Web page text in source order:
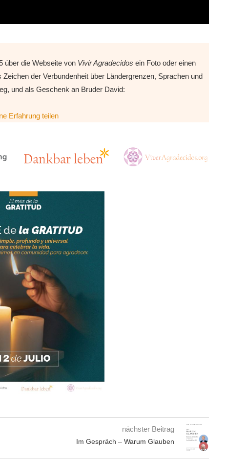
über die Webseite von Vivir Agradecidos ein Foto oder einen
der Verbundenheit über Ländergrenzen, Sprachen und
und als Geschenk an Bruder David:
Erfahrung teilen
nächster Beitrag
Im Gespräch – Warum Glauben